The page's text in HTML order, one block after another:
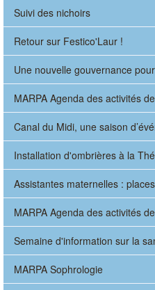
Suivi des nichoirs
Retour sur Festico'Laur !
Une nouvelle gouvernance
MARPA Agenda des activités
Canal du Midi, une saison
Installation d'ombrières à la
Assistantes maternelles :
MARPA Agenda des activités
Semaine d'information sur la
MARPA Sophrologie